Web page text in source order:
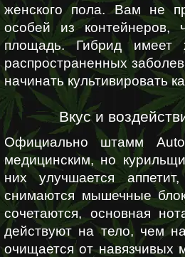
женского пола. Вам не
особей из контейнеров,
площадь. Гибрид имеет
распространенных
начинать культивировать
Вкус и
Официально штамм
медицинским, но
них улучшается
снимаются мышечные
сочетаются, основная
действуют на тело, чем
очищается от навязчивых